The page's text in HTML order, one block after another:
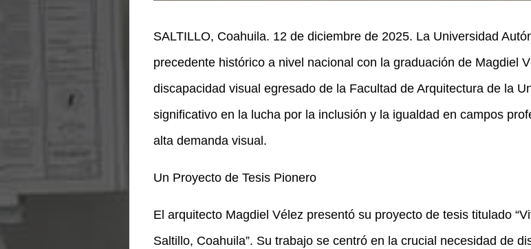
SALTILLO, Coahuila. 12 de diciembre de 2025. La Universidad
precedente histórico a nivel nacional con la graduación de Magdiel
discapacidad visual egresado de la Facultad de Arquitectura de la
significativo en la lucha por la inclusión y la igualdad en campos
alta demanda visual.
Un Proyecto de Tesis Pionero
El arquitecto Magdiel Vélez presentó su proyecto de tesis titulado
Saltillo, Coahuila”. Su trabajo se centró en la crucial necesidad de